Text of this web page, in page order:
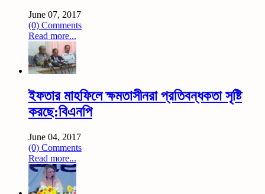
June 07, 2017
(0) Comments
Read more...
ইফতার মাহফিলে ক্ষমতাসীনরা প্রতিবন্ধকতা সৃষ্টি
করছে:বিএনপি
June 04, 2017
(0) Comments
Read more...